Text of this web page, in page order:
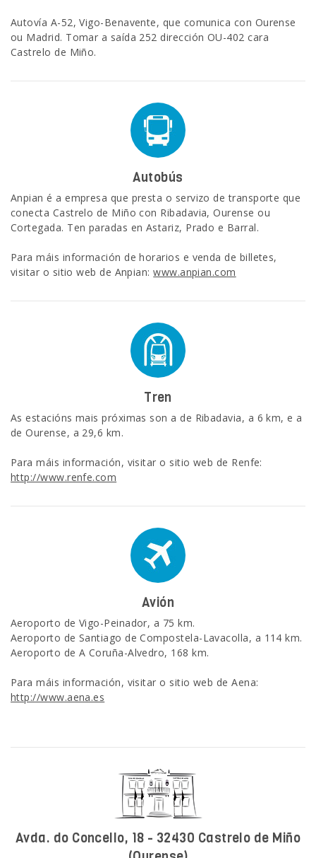
Autovía A-52, Vigo-Benavente, que comunica con Ourense
ou Madrid. Tomar a saída 252 dirección OU-402 cara
Castrelo de Miño.
Autobús
Anpian é a empresa que presta o servizo de transporte que
conecta Castrelo de Miño con Ribadavia, Ourense ou
Cortegada. Ten paradas en Astariz, Prado e Barral.
Para máis información de horarios e venda de billetes,
visitar o sitio web de Anpian:www.anpian.com
Tren
As estacións mais próximas son a de Ribadavia, a 6 km, e a
de Ourense, a 29,6 km.
Para máis información, visitar o sitio web de Renfe:
http://www.renfe.com
Avión
Aeroporto de Vigo-Peinador, a 75 km.
Aeroporto de Santiago de Compostela-Lavacolla, a 114 km.
Aeroporto de A Coruña-Alvedro, 168 km.
Para máis información, visitar o sitio web de Aena:
http://www.aena.es
Avda. do Concello, 18 - 32430 Castrelo de Miño